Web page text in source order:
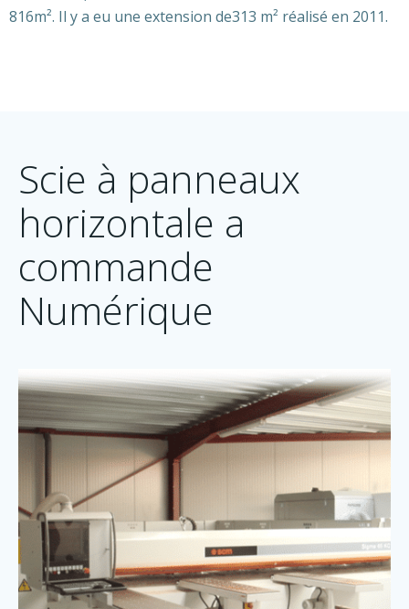
816m². Il y a eu une extension de313 m² réalisé en 2011.
Scie à panneaux
horizontale a
commande
Numérique